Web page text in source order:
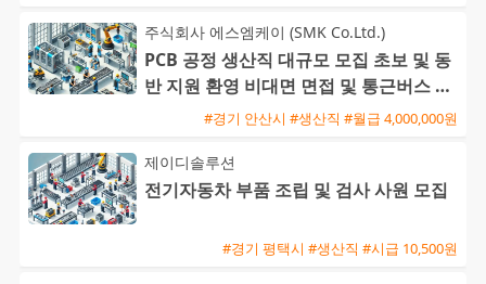
주식회사 에스엠케이 (SMK Co.Ltd.)
PCB 공정 생산직 대규모 모집 초보 및 동
반 지원 환영 비대면 면접 및 통근버스 운
#경기 안산시 #생산직 #월급 4,000,000원
제이디솔루션
전기자동차 부품 조립 및 검사 사원 모집
#경기 평택시 #생산직 #시급 10,500원